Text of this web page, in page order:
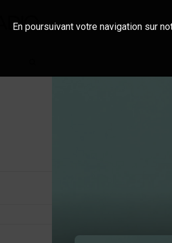
En poursuivant votre navigation sur